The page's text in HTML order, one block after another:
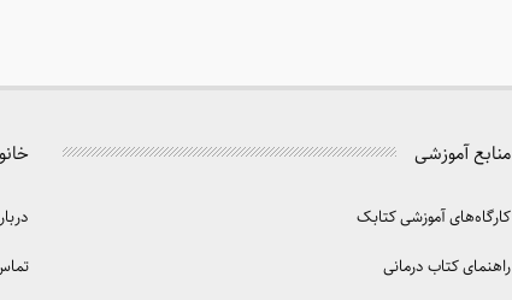
منابع آموزشی
کارگاه‌های آموزشی کتابک
راهنمای کتاب درمانی